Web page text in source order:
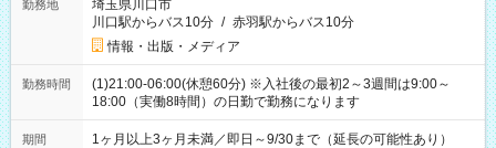
勤務地
埼玉県川口市
川口駅からバス10分 / 赤羽駅からバス10分
情報・出版・メディア
勤務時間
(1)21:00-06:00(休憩60分) ※入社後の最初2～3週間は9:00～
18:00（実働8時間）の日勤で勤務になります
期間 1ヶ月以上3ヶ月未満／即日～9/30まで（延長の可能性あり）